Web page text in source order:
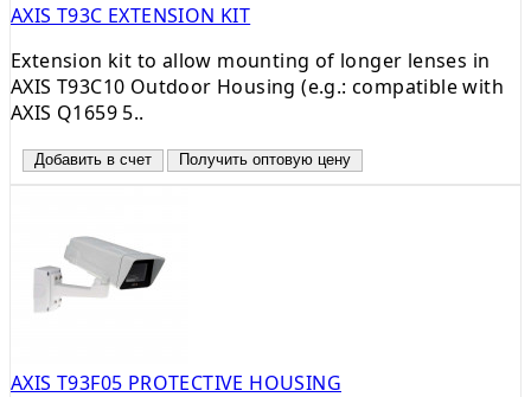
AXIS T93C EXTENSION KIT
Extension kit to allow mounting of longer lenses in
AXIS T93C10 Outdoor Housing (e.g.: compatible with
AXIS Q1659 5..
Добавить в счет Получить оптовую цену
AXIS T93F05 PROTECTIVE HOUSING